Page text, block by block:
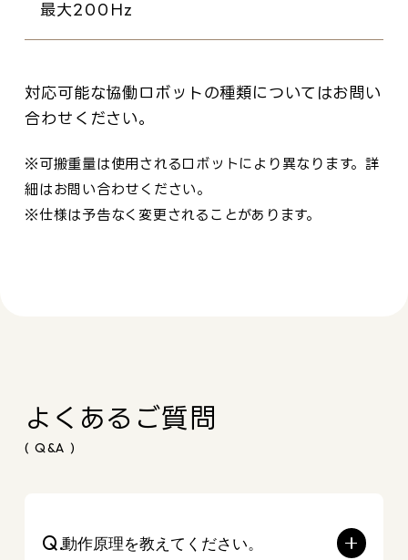
最大200Hz
対応可能な協働ロボットの種類についてはお問い
合わせください。
※可搬重量は使用されるロボットにより異なります。詳
細はお問い合わせください。
※仕様は予告なく変更されることがあります。
よくあるご質問
( Q&A )
Q.動作原理を教えてください。